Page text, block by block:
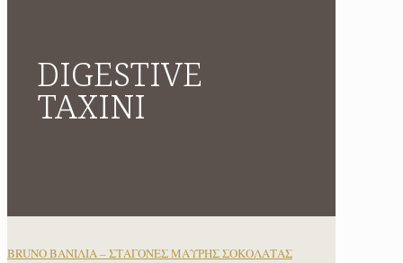
DIGESTIVE
ΤΑΧΙΝΙ
BRUNO ΒΑΝΙΛΙΑ – ΣΤΑΓΟΝΕΣ ΜΑΥΡΗΣ ΣΟΚΟΛΑΤΑΣ